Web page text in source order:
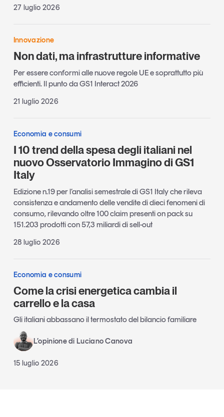
27 luglio 2026
Innovazione
Non dati, ma infrastrutture informative
Per essere conformi alle nuove regole UE e soprattutto più
efficienti. Il punto da GS1 Interact 2026
21 luglio 2026
Economia e consumi
I 10 trend della spesa degli italiani nel
nuovo Osservatorio Immagino di GS1
Italy
Edizione n.19 per l’analisi semestrale di GS1 Italy che rileva
consistenza e andamento delle vendite di dieci fenomeni di
consumo, rilevando oltre 100 claim presenti on pack su
151.203 prodotti con 57,3 miliardi di sell-out
28 luglio 2026
Economia e consumi
Come la crisi energetica cambia il
carrello e la casa
Gli italiani abbassano il termostato del bilancio familiare
L’opinione di Luciano Canova
15 luglio 2026